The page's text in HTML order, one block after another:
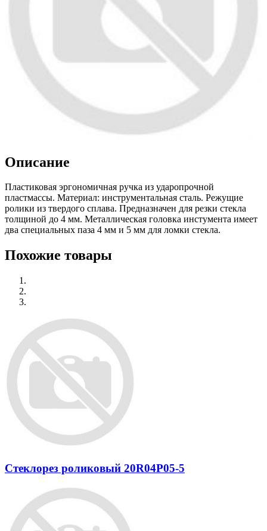
Описание
Пластиковая эргономичная ручка из ударопрочной
пластмассы. Материал: инструментальная сталь. Режущие
ролики из твердого сплава. Предназначен для резки стекла
толщиной до 4 мм. Металлическая головка инстумента имеет
два специальных паза 4 мм и 5 мм для ломки стекла.
Похожие товары
Стеклорез роликовый 20R04P05-5